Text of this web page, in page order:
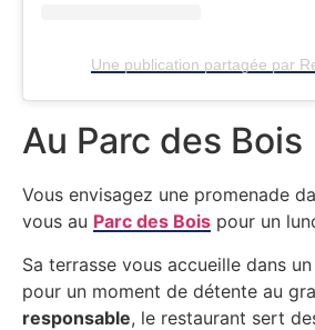
Une publication partagée par
Au Parc des Bois
Vous envisagez une promenade
vous au Parc des Bois pour un
Sa terrasse vous accueille dans un
pour un moment de détente au
responsable, le restaurant sert